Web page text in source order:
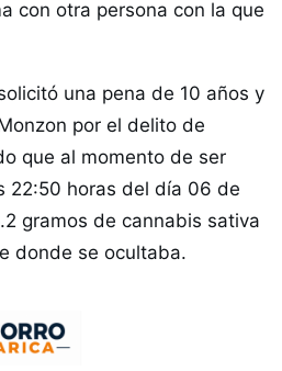
con otra persona con la que
una pena de 10 años y
por el delito de
que al momento de ser
22:50 horas del día 06 de
gramos de cannabis sativa
donde se ocultaba.